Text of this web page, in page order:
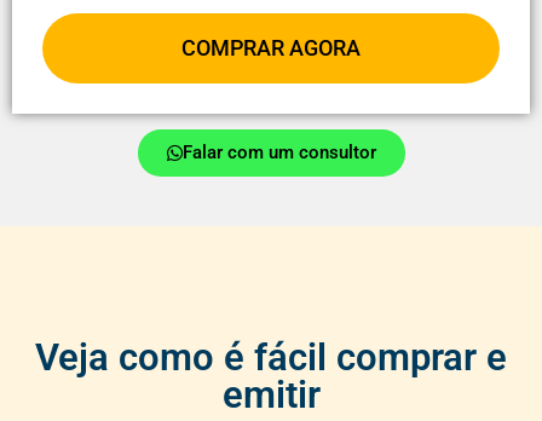
COMPRAR AGORA
Falar com um consultor
Veja como é fácil comprar e
emitir